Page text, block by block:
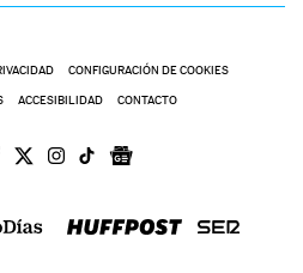
CONFIGURACIÓN DE COOKIES
ACCESIBILIDAD CONTACTO